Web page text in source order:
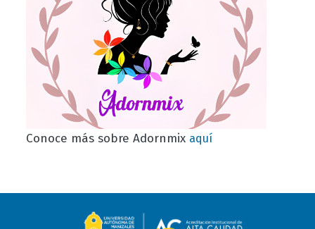
Conoce más sobre Adornmix aquí